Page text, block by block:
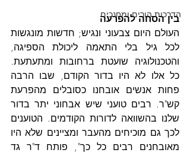
הדרכות הורים ומחנכים
בין הסחה להפרעה